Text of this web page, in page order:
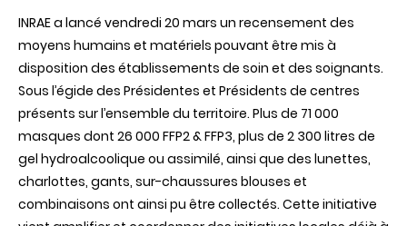
INRAE a lancé vendredi 20 mars un recensement des
moyens humains et matériels pouvant être mis à
disposition des établissements de soin et des soignants.
Sous l’égide des Présidentes et Présidents de centres
présents sur l’ensemble du territoire. Plus de 71 000
masques dont 26 000 FFP2 & FFP3‬, plus de 2 300 litres de
gel hydroalcoolique ou assimilé‬, ainsi que des lunettes,
charlottes, gants, sur-chaussures blouses et
combinaisons ont ainsi pu être collectés. Cette initiative